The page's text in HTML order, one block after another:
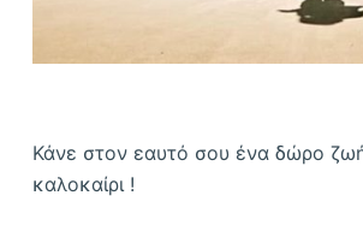
Κάνε στον εαυτό σου ένα δώρο
καλοκαίρι !